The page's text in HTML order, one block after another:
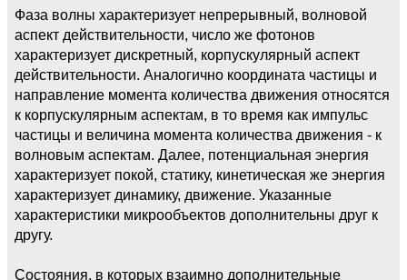
Фаза волны характеризует непрерывный, волновой
аспект действительности, число же фотонов
характеризует дискретный, корпускулярный аспект
действительности. Аналогично координата частицы и
направление момента количества движения относятся
к корпускулярным аспектам, в то время как импульс
частицы и величина момента количества движения - к
волновым аспектам. Далее, потенциальная энергия
характеризует покой, статику, кинетическая же энергия
характеризует динамику, движение. Указанные
характеристики микрообъектов дополнительны друг к
другу.
Состояния, в которых взаимно дополнительные